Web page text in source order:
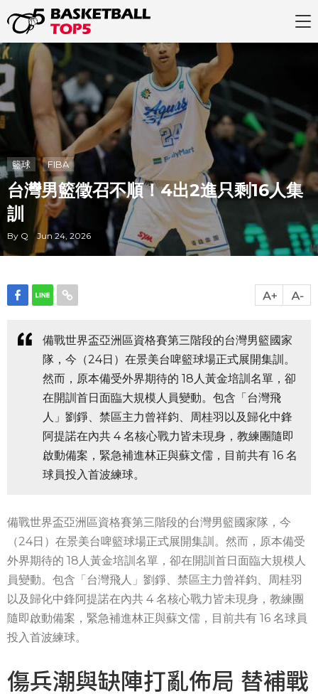
籃球 FIBA
台灣男籃徵召不順！4出2進只剩16人集
訓
By Q Jun 24, 2026
備戰世界盃亞洲區資格賽第三階段的台灣男籃國家
隊，今（24日）在景美台啤籃球場正式展開集訓。
然而，原本備受外界期待的 18人黃金培訓名單，卻
在開訓首日面臨大規模人員變動。包含「台灣飛
人」劉錚、禁區主力曾祥鈞、周桂羽以及歸化中鋒
阿提諾在內共 4 名核心戰力皆未現身，教練團隨即
啟動備案，緊急補進林正與蘇文儒，目前共有 16 名
球員投入首波練球。
備戰世界盃亞洲區資格賽第三階段的台灣男籃國家隊，今
（24日）在景美台啤籃球場正式展開集訓。然而，原本備受
外界期待的 18人黃金培訓名單，卻在開訓首日面臨大規模人
員變動。包含「台灣飛人」劉錚、禁區主力曾祥鈞、周桂羽
以及歸化中鋒阿提諾在內共 4 名核心戰力皆未現身，教練團
隨即啟動備案，緊急補進林正與蘇文儒，目前共有 16 名球員
投入首波練球。
傷兵潮與缺陣打亂佈局 替補戰